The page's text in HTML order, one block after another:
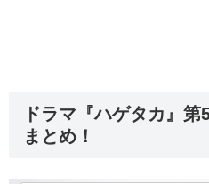
ドラマ『ハゲタカ』
まとめ！